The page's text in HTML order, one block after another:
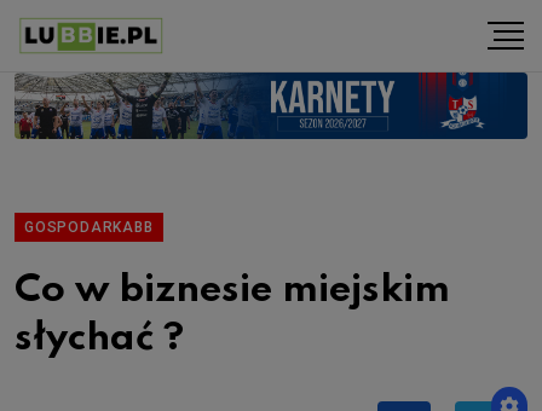
GOSPODARKABB
Co w biznesie miejskim
słychać ?